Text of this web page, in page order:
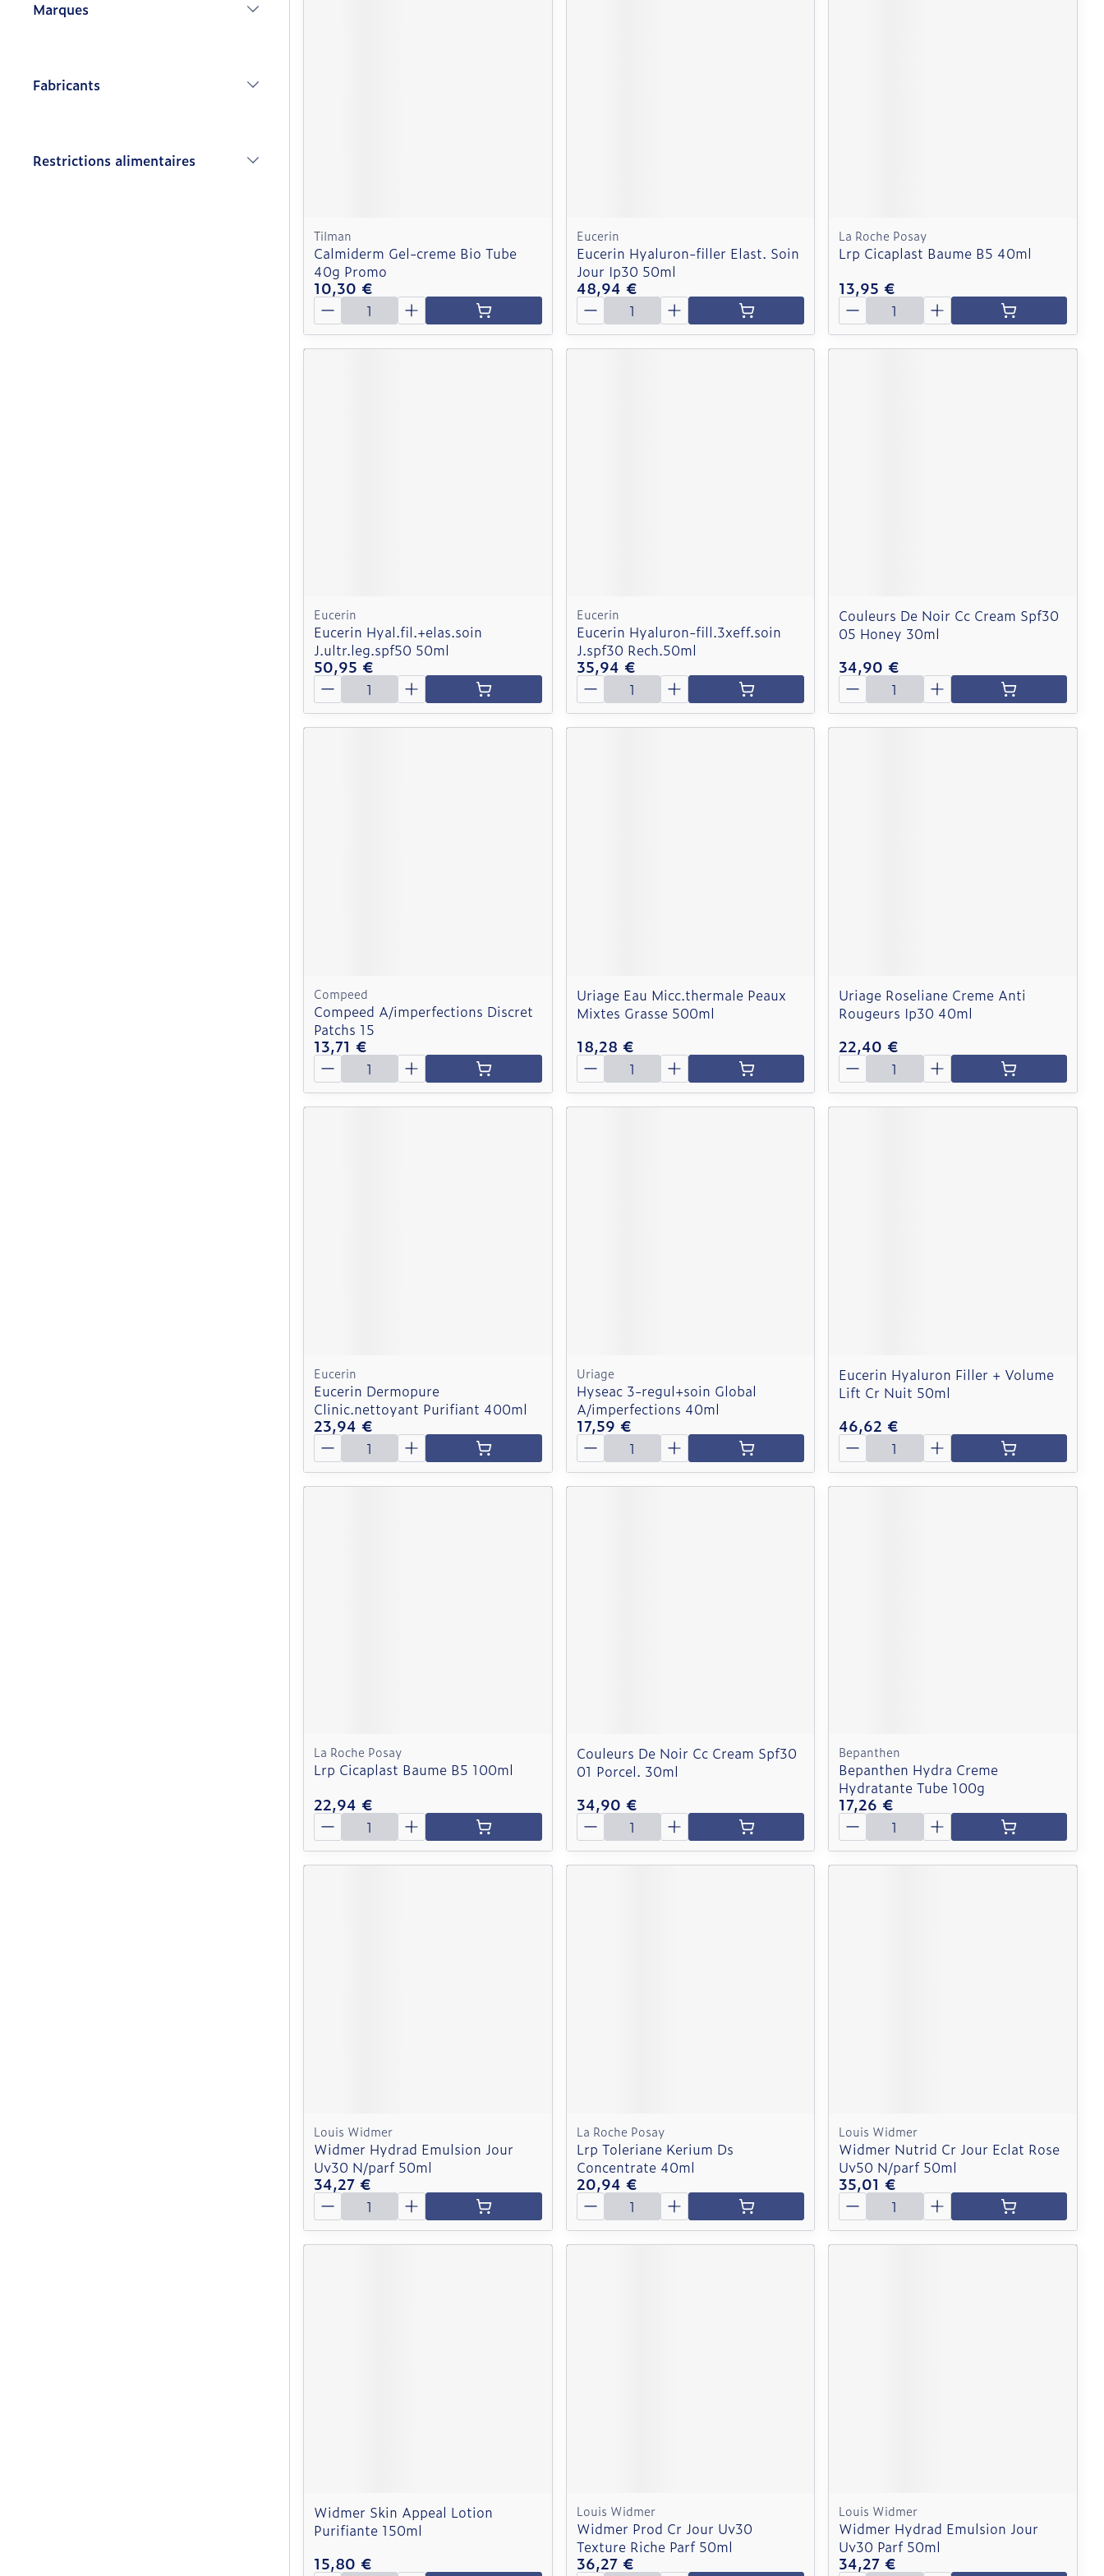
Marques
Fabricants
Restrictions alimentaires
Tilman
Calmiderm Gel-creme Bio Tube
40g Promo
10,30 €
Quantité
Eucerin
Eucerin Hyaluron-filler Elast. Soin
Jour Ip30 50ml
48,94 €
Quantité
La Roche Posay
Lrp Cicaplast Baume B5 40ml
13,95 €
Quantité
Eucerin
Eucerin Hyal.fil.+elas.soin
J.ultr.leg.spf50 50ml
50,95 €
Quantité
Eucerin
Eucerin Hyaluron-fill.3xeff.soin
J.spf30 Rech.50ml
35,94 €
Quantité
Couleurs De Noir Cc Cream Spf30
05 Honey 30ml
34,90 €
Quantité
Compeed
Compeed A/imperfections Discret
Patchs 15
13,71 €
Quantité
Uriage Eau Micc.thermale Peaux
Mixtes Grasse 500ml
18,28 €
Quantité
Uriage Roseliane Creme Anti
Rougeurs Ip30 40ml
22,40 €
Quantité
Eucerin
Eucerin Dermopure
Clinic.nettoyant Purifiant 400ml
23,94 €
Quantité
Uriage
Hyseac 3-regul+soin Global
A/imperfections 40ml
17,59 €
Quantité
Eucerin Hyaluron Filler + Volume
Lift Cr Nuit 50ml
46,62 €
Quantité
La Roche Posay
Lrp Cicaplast Baume B5 100ml
22,94 €
Quantité
Couleurs De Noir Cc Cream Spf30
01 Porcel. 30ml
34,90 €
Quantité
Bepanthen
Bepanthen Hydra Creme
Hydratante Tube 100g
17,26 €
Quantité
Louis Widmer
Widmer Hydrad Emulsion Jour
Uv30 N/parf 50ml
34,27 €
Quantité
La Roche Posay
Lrp Toleriane Kerium Ds
Concentrate 40ml
20,94 €
Quantité
Louis Widmer
Widmer Nutrid Cr Jour Eclat Rose
Uv50 N/parf 50ml
35,01 €
Quantité
Widmer Skin Appeal Lotion
Purifiante 150ml
15,80 €
Louis Widmer
Widmer Prod Cr Jour Uv30
Texture Riche Parf 50ml
36,27 €
Louis Widmer
Widmer Hydrad Emulsion Jour
Uv30 Parf 50ml
34,27 €